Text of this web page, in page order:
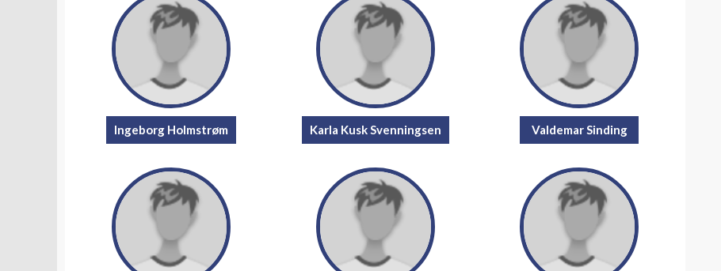
Ingeborg Holmstrøm Karla Kusk Svenningsen Valdemar Sinding